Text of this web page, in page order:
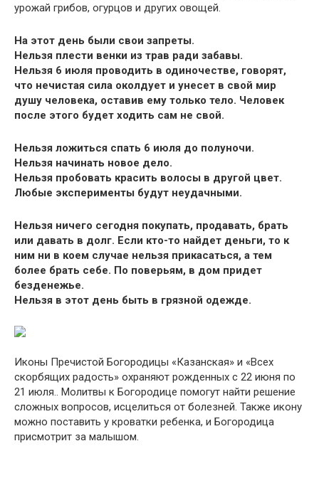
урожай грибов, огурцов и других овощей.
На этот день были свои запреты.
Нельзя плести венки из трав ради забавы.
Нельзя 6 июля проводить в одиночестве, говорят,
что нечистая сила околдует и унесет в свой мир
душу человека, оставив ему только тело. Человек
после этого будет ходить сам не свой.
Нельзя ложиться спать 6 июля до полуночи.
Нельзя начинать новое дело.
Нельзя пробовать красить волосы в другой цвет.
Любые эксперименты будут неудачными.
Нельзя ничего сегодня покупать, продавать, брать
или давать в долг. Если кто-то найдет деньги, то к
ним ни в коем случае нельзя прикасаться, а тем
более брать себе. По поверьям, в дом придет
безденежье.
Нельзя в этот день быть в грязной одежде.
Иконы Пречистой Богородицы «Казанская» и «Всех
скорбящих радость» охраняют рожденных с 22 июня по
21 июля.. Молитвы к Богородице помогут найти решение
сложных вопросов, исцелиться от болезней. Также икону
можно поставить у кроватки ребенка, и Богородица
присмотрит за малышом.